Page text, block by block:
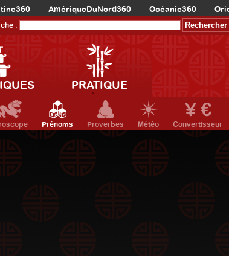
AmériqueDuNord360 Océanie360
:
PRATIQUE
Prénoms Proverbes Météo Convertisseur